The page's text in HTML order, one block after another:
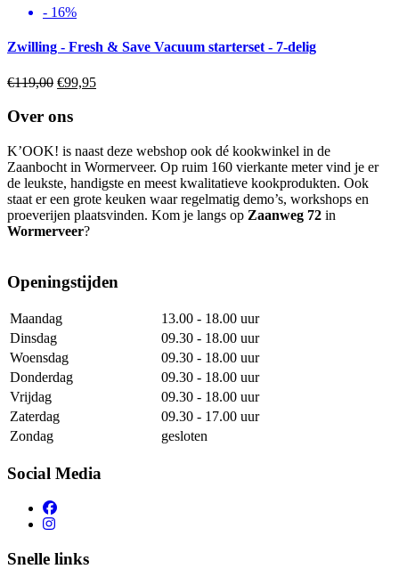
- 16%
Zwilling - Fresh & Save Vacuum starterset - 7-delig
€119,00 Oorspronkelijke
was:
€99,95Huidige
Over ons
K’OOK! is naast deze webshop ook dé kookwinkel in de
Zaanbocht in Wormerveer. Op ruim 160 vierkante meter vind je er
de leukste, handigste en meest kwalitatieve kookprodukten. Ook
staat er een grote keuken waar regelmatig demo’s, workshops en
proeverijen plaatsvinden. Kom je langs op Zaanweg 72 in
Wormerveer?
Openingstijden
Maandag
13.00 - 18.00 uur
Dinsdag
09.30 - 18.00 uur
Woensdag
09.30 - 18.00 uur
Donderdag
09.30 - 18.00 uur
Vrijdag
09.30 - 18.00 uur
Zaterdag
09.30 - 17.00 uur
Zondag
gesloten
Social Media
Snelle links